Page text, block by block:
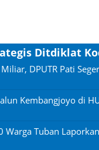
Ditdiklat
DPUTR Pati
Kembangjoyo di
Warga Tuban